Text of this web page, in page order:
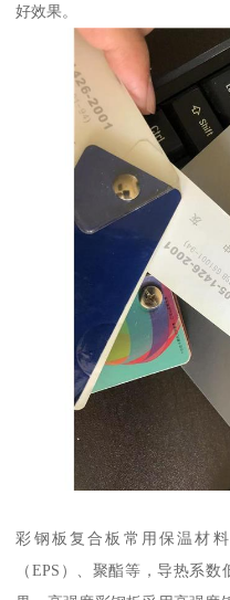
好效果。
彩钢板复合板常用保温材
（EPS）、聚酯等，导热系